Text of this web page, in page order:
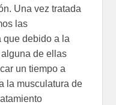
Una vez tratada
las
que debido a la
de ellas
un tiempo a
la musculatura de